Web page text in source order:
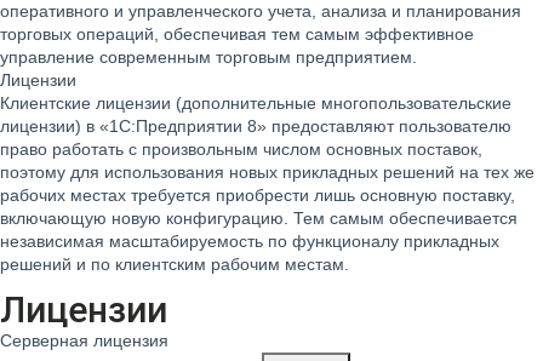
оперативного и управленческого учета, анализа и планирования
торговых операций, обеспечивая тем самым эффективное
управление современным торговым предприятием.
Лицензии
Клиентские лицензии (дополнительные многопользовательские
лицензии) в «1С:Предприятии 8» предоставляют пользователю
право работать с произвольным числом основных поставок,
поэтому для использования новых прикладных решений на тех же
рабочих местах требуется приобрести лишь основную поставку,
включающую новую конфигурацию. Тем самым обеспечивается
независимая масштабируемость по функционалу прикладных
решений и по клиентским рабочим местам.
Лицензии
Серверная лицензия